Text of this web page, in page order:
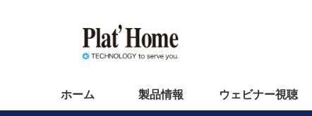
ス
ン
ホーム 製品情報 ウェビナー視聴